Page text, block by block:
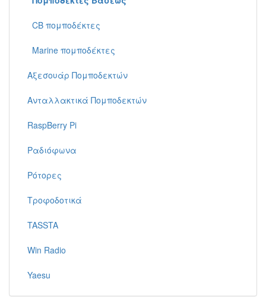
CB πομποδέκτες
Marine πομποδέκτες
Αξεσουάρ Πομποδεκτών
Ανταλλακτικά Πομποδεκτών
RaspBerry Pi
Ραδιόφωνα
Ρότορες
Τροφοδοτικά
TASSTA
Win Radio
Yaesu